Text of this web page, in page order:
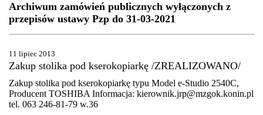
Archiwum zamówień publicznych wyłączonych z
przepisów ustawy Pzp do 31-03-2021
11 lipiec 2013
Zakup stolika pod kserokopiarkę /ZREALIZOWANO/
Zakup stolika pod kserokopiarkę typu Model e-Studio 2540C,
Producent TOSHIBA Informacja: kierownik.jrp@mzgok.konin.pl
tel. 063 246-81-79 w.36